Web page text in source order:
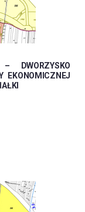
DWORZYSKO
EKONOMICZNEJ